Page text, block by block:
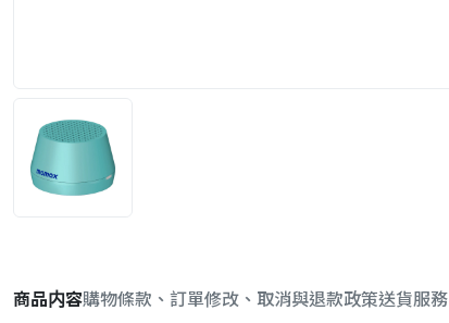
商品内容購物條款、訂單修改、取消與退款政策送貨服務